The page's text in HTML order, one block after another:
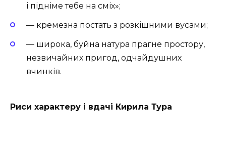
і підніме тебе на сміх»;
— кремезна постать з розкішними вусами;
— широка, буйна натура прагне простору,
незвичайних пригод, одчайдушних
вчинків.
Риси характеру і вдачі Кирила Тура